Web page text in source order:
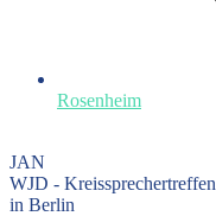
Rosenheim
JAN
WJD - Kreissprechertreffen
in Berlin